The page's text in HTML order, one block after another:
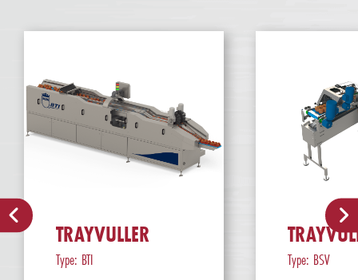
TRAYVULLER
Type: BTI
Type: BSV